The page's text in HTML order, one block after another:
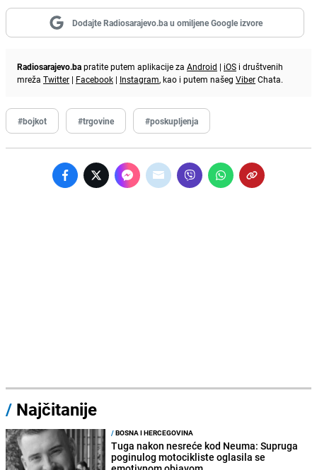
Dodajte Radiosarajevo.ba u omiljene Google izvore
Radiosarajevo.bapratite putem aplikacije za Android | iOS i društvenih
mreža Twitter | Facebook | Instagram, kao i putem našeg ViberChata.
#bojkot #trgovine #poskupljenja
/ Najčitanije
/BOSNA I HERCEGOVINA
Tuga nakon nesreće kod Neuma: Supruga
poginulog motocikliste oglasila se